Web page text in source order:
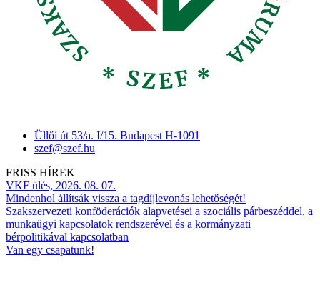
Üllői út 53/a. I/15. Budapest H-1091
szef@szef.hu
FRISS HÍREK
VKF ülés, 2026. 08. 07.
Mindenhol állítsák vissza a tagdíjlevonás lehetőségét!
Szakszervezeti konföderációk alapvetései a szociális párbeszéddel, a
munkaügyi kapcsolatok rendszerével és a kormányzati
bérpolitikával kapcsolatban
Van egy csapatunk!